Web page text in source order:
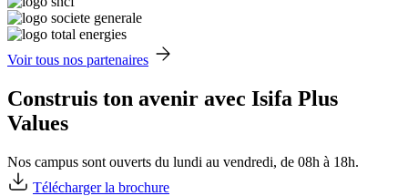
Voir tous nos partenaires
Construis ton avenir avec Isifa Plus
Values
Nos campus sont ouverts du lundi au vendredi, de 08h à 18h.
Télécharger la brochure